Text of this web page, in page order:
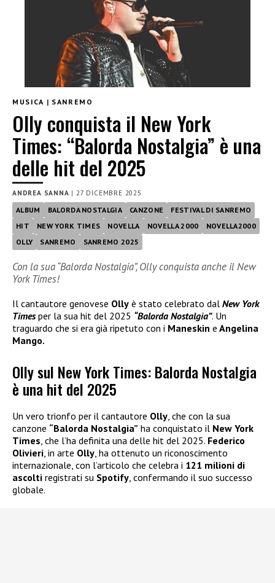
MUSICA | SANREMO
Olly conquista il New York
Times: “Balorda Nostalgia” è una
delle hit del 2025
ANDREA SANNA |27 DICEMBRE 2025
ALBUM BALORDA NOSTALGIA CANZONE
FESTIVAL DI SANREMO
HIT
NEW YORK TIMES NOVELLA NOVELLA 2000
NOVELLA2000
OLLY
SANREMO SANREMO 2025
Con la sua “Balorda Nostalgia”, Olly conquista anche il New
York Times!
Il cantautore genovese Olly è stato celebrato dal New York
Timesper la sua hit del 2025 “Balorda Nostalgia”. Un
traguardo che si era già ripetuto con i Maneskin e Angelina
Mango.
Olly sul New York Times: Balorda Nostalgia
è una hit del 2025
Un vero trionfo per il cantautore Olly , che con la sua
canzone “Balorda Nostalgia” ha conquistato il New York
Times , che l’ha definita una delle hit del 2025. Federico
Olivieri , in arte Olly , ha ottenuto un riconoscimento
internazionale, con l’articolo che celebra i 121 milioni di
ascolti registrati su Spotify , confermando il suo successo
globale.